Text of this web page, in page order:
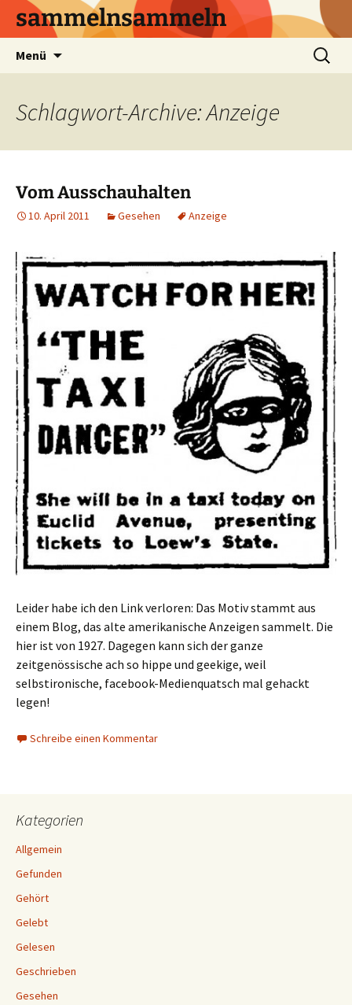
sammelnsammeln
Menü
Suchen
nach:
Schlagwort-Archive: Anzeige
Vom Ausschauhalten
10. April 2011 Gesehen Anzeige
Leider habe ich den Link verloren: Das Motiv stammt aus
einem Blog, das alte amerikanische Anzeigen sammelt. Die
hier ist von 1927. Dagegen kann sich der ganze
zeitgenössische ach so hippe und geekige, weil
selbstironische, facebook-Medienquatsch mal gehackt
legen!
Schreibe einen Kommentar
Kategorien
Allgemein
Gefunden
Gehört
Gelebt
Gelesen
Geschrieben
Gesehen